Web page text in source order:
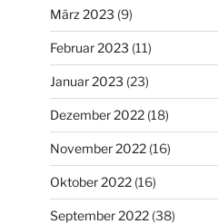
März 2023 (9)
Februar 2023 (11)
Januar 2023 (23)
Dezember 2022(18)
November 2022(16)
Oktober 2022(16)
September 2022(38)